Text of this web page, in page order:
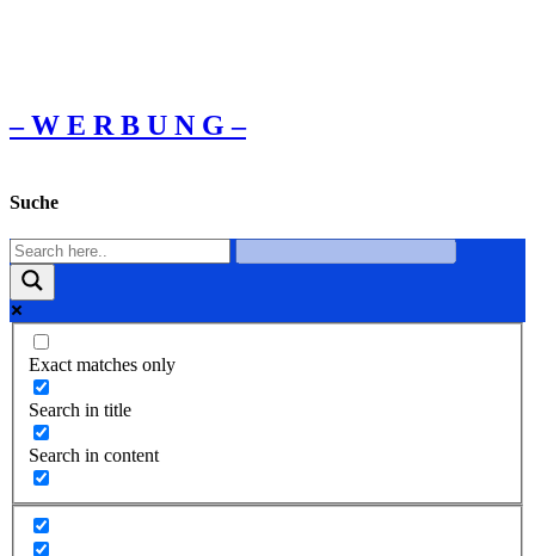
– W Ε R Β U Ν G –
Suche
Exact matches only
Search in title
Search in content